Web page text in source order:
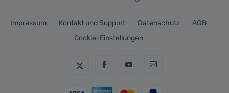
Impressum Kontakt und Support Datenschutz
AGB
Cookie-Einstellungen